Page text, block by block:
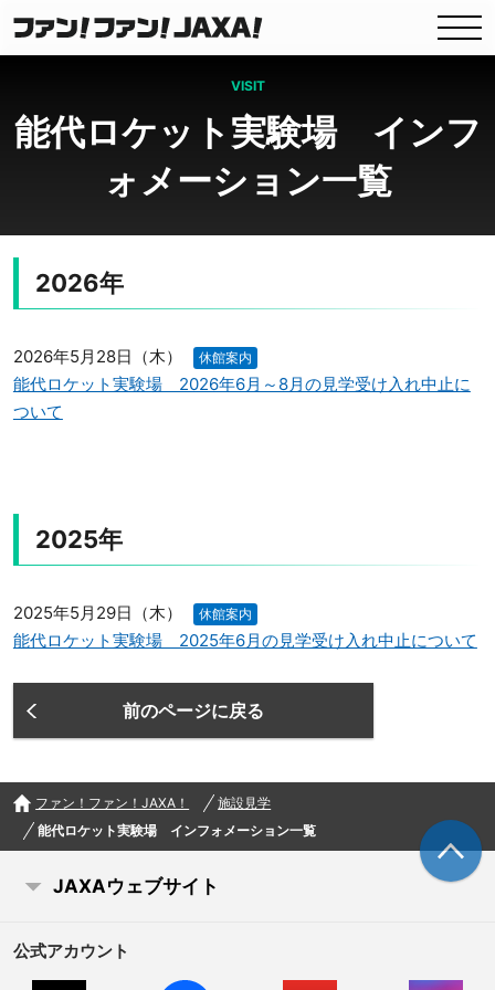
VISIT
能代ロケット実験場 インフ
ォメーション一覧
2026年
2026年5月28日（木） 休館案内
能代ロケット実験場 2026年6月～8月の見学受け入れ中止に
ついて
2025年
2025年5月29日（木） 休館案内
能代ロケット実験場 2025年6月の見学受け入れ中止について
前のページに戻る
ファン！ファン！JAXA！
施設見学
能代ロケット実験場 インフォメーション一覧
JAXAウェブサイト
公式アカウント